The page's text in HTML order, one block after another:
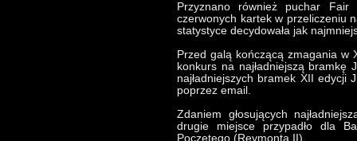
Przyznano również puchar Fair
czerwonych kartek w przeliczeniu
statystyce decydowała jak
Przed galą kończącą zmagania w
konkurs na najładniejszą bramkę
najładniejszych bramek XII edycji
poprzez email.
Zdaniem głosujących
drugie miejsce przypadło dla
Poczętego (Reymonta II).